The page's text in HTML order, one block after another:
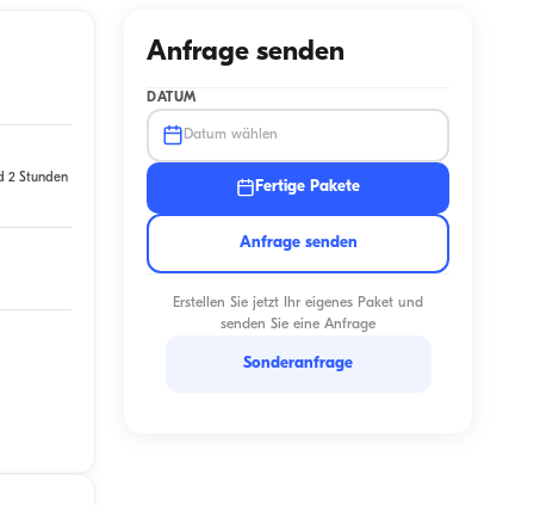
2 Stunden
Anfrage senden
DATUM
Datum wählen
Fertige Pakete
Anfrage senden
Erstellen Sie jetzt Ihr eigenes Paket und
senden Sie eine Anfrage
Sonderanfrage